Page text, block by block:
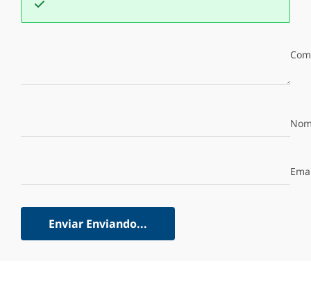
Enviar Enviando...